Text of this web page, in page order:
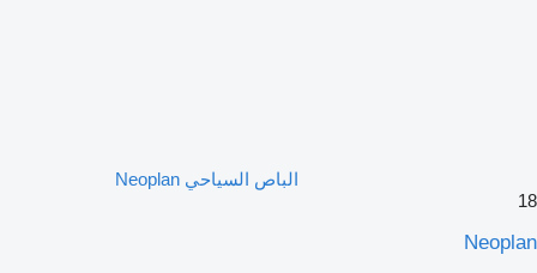
الباص السياحي Neoplan
18
Neoplan